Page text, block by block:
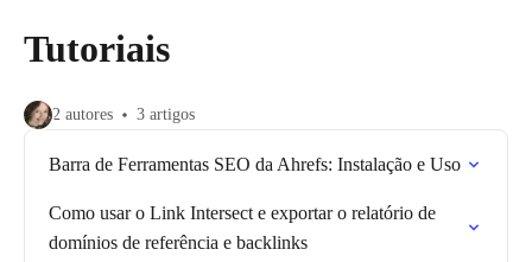
Tutoriais
2 autores 3 artigos
Barra de Ferramentas SEO da Ahrefs: Instalação e Uso
Como usar o Link Intersect e exportar o relatório de
domínios de referência e backlinks